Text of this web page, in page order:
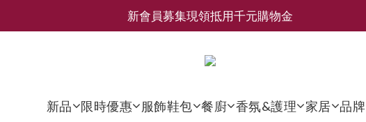
新會員募集現領抵用千元購物金
新會員募集現領抵用千元購物金
新會員募集現領抵用千元購物金
新品 限時優惠 服飾鞋包 餐廚 香氛&護理 家居 品牌